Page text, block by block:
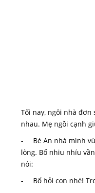
Tốì nay, ngôi nhà
nhau. Mẹ ngồi cạnh
- Bé An nhà mình
lòng. Bố nhiu nhíu
nói:
- Bố hỏi con nhé!